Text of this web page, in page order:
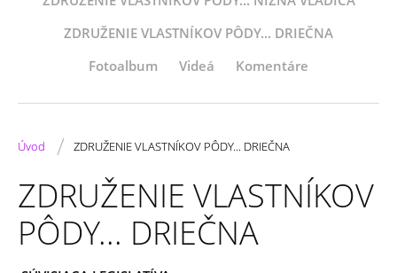
ZDRUŽENIE VLASTNÍKOV PÔDY... DRIEČNA
Fotoalbum
Videá Komentáre
Úvod / ZDRUŽENIE VLASTNÍKOV PÔDY... DRIEČNA
ZDRUŽENIE VLASTNÍKOV
PÔDY... DRIEČNA